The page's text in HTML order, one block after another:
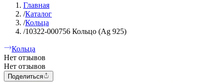
Главная
/Каталог
/Кольца
/10322-000756 Кольцо (Ag 925)
Кольца
Нет отзывов
Нет отзывов
Поделиться